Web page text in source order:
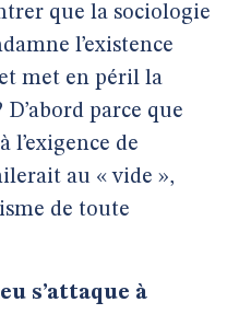
que la sociologie
l’existence
met en péril la
parce que
l’exigence de
au « vide »,
de toute
s’attaque à